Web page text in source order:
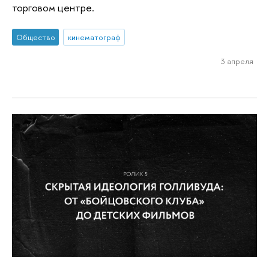
торговом центре.
Общество кинематограф
3 апреля